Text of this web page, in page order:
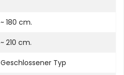
~ 180 cm.
~ 210 cm.
Geschlossener Typ